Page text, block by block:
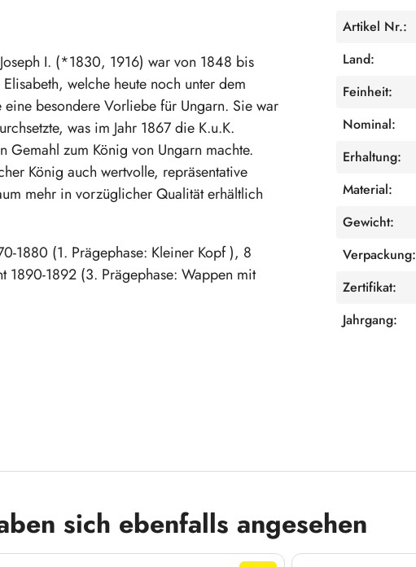
I. (*1830, 1916) war von 1848 bis
welche heute noch unter dem
besondere Vorliebe für Ungarn. Sie war
was im Jahr 1867 die K.u.K.
Gemahl zum König von Ungarn machte.
König auch wertvolle, repräsentative
mehr in vorzüglicher Qualität erhältlich
1880 (1. Prägephase: Kleiner Kopf ), 8
1890-1892 (3. Prägephase: Wappen mit
Artikel Nr.:
Land:
Feinheit:
Nominal:
Erhaltung:
Material:
Gewicht:
Verpackung:
Zertifikat:
Jahrgang:
sich ebenfalls angesehen